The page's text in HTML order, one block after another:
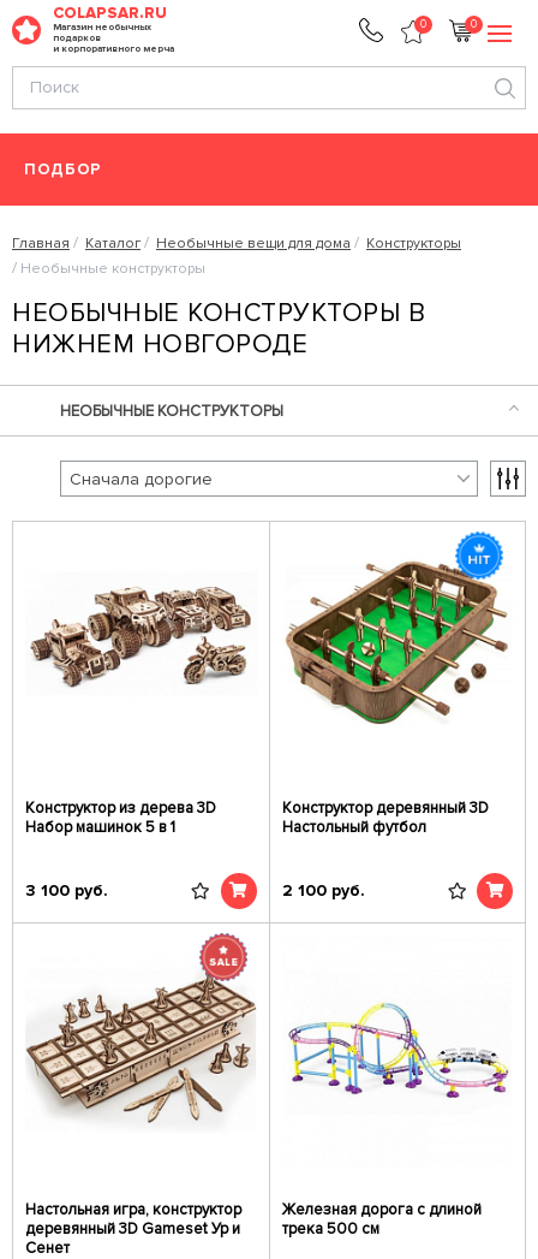
COLAPSAR.RU
Магазин необычных
подарков
и корпоративного мерча
0 0
ПОДБОР
Главная Каталог Необычные вещи для дома
Конструкторы
Необычные конструкторы
НЕОБЫЧНЫЕ КОНСТРУКТОРЫ В
НИЖНЕМ НОВГОРОДЕ
НЕОБЫЧНЫЕ КОНСТРУКТОРЫ
Конструктор из дерева 3D
Набор машинок 5 в 1
3 100 руб.
Конструктор деревянный 3D
Настольный футбол
2 100 руб.
Настольная игра, конструктор
деревянный 3D Gameset Ур и
Сенет
Железная дорога с длиной
трека 500 см